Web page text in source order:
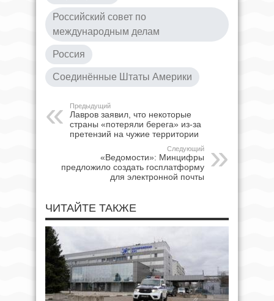
Российский совет по
международным делам
Россия
Соединённые Штаты Америки
Предыдущий
Лавров заявил, что некоторые
страны «потеряли берега» из-за
претензий на чужие территории
Следующий
«Ведомости»: Минцифры
предложило создать госплатформу
для электронной почты
ЧИТАЙТЕ ТАКЖЕ